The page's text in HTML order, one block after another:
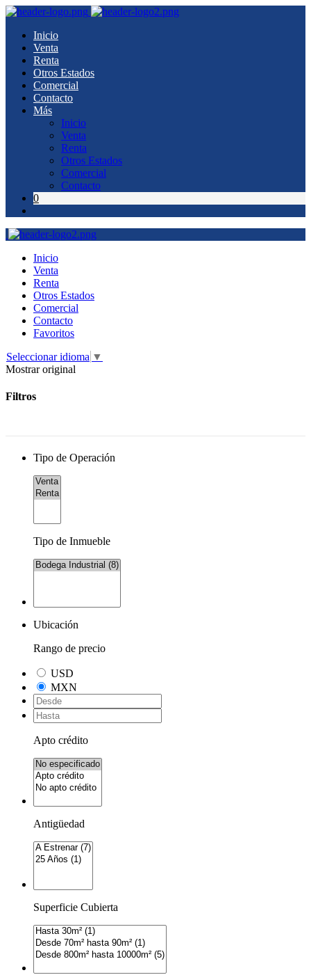
Inicio
Venta
Renta
Otros Estados
Comercial
Contacto
Más
Inicio
Venta
Renta
Otros Estados
Comercial
Contacto
0
Inicio
Venta
Renta
Otros Estados
Comercial
Contacto
Favoritos
Seleccionar idioma ▼
Mostrar original
Filtros
Tipo de Operación
Tipo de Inmueble
Ubicación
Rango de precio
USD
MXN
Apto crédito
Antigüedad
Superficie Cubierta